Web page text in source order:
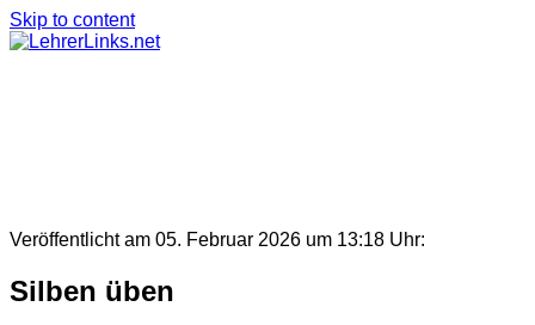
Skip to content
Veröffentlicht am 05. Februar 2026 um 13:18 Uhr:
Silben üben